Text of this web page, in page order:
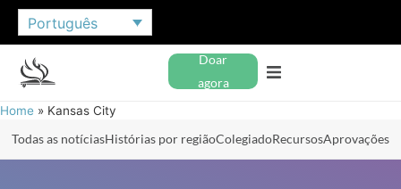
Português
Doar
agora
Home » Kansas City
Todas as notíciasHistórias por regiãoColegiadoRecursosAprovações